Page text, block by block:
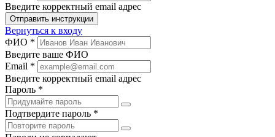
Введите корректный email адрес
Отправить инструкции
Вернуться к входу
ФИО *
Введите ваше ФИО
Email *
Введите корректный email адрес
Пароль *
Подтвердите пароль *